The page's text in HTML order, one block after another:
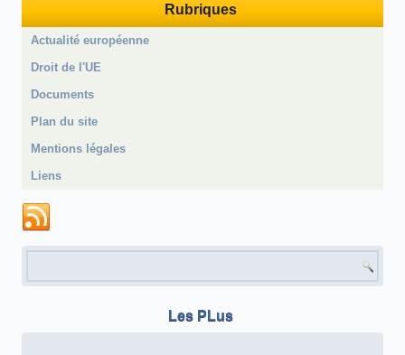
Rubriques
Actualité européenne
Droit de l'UE
Documents
Plan du site
Mentions légales
Liens
Les PLus